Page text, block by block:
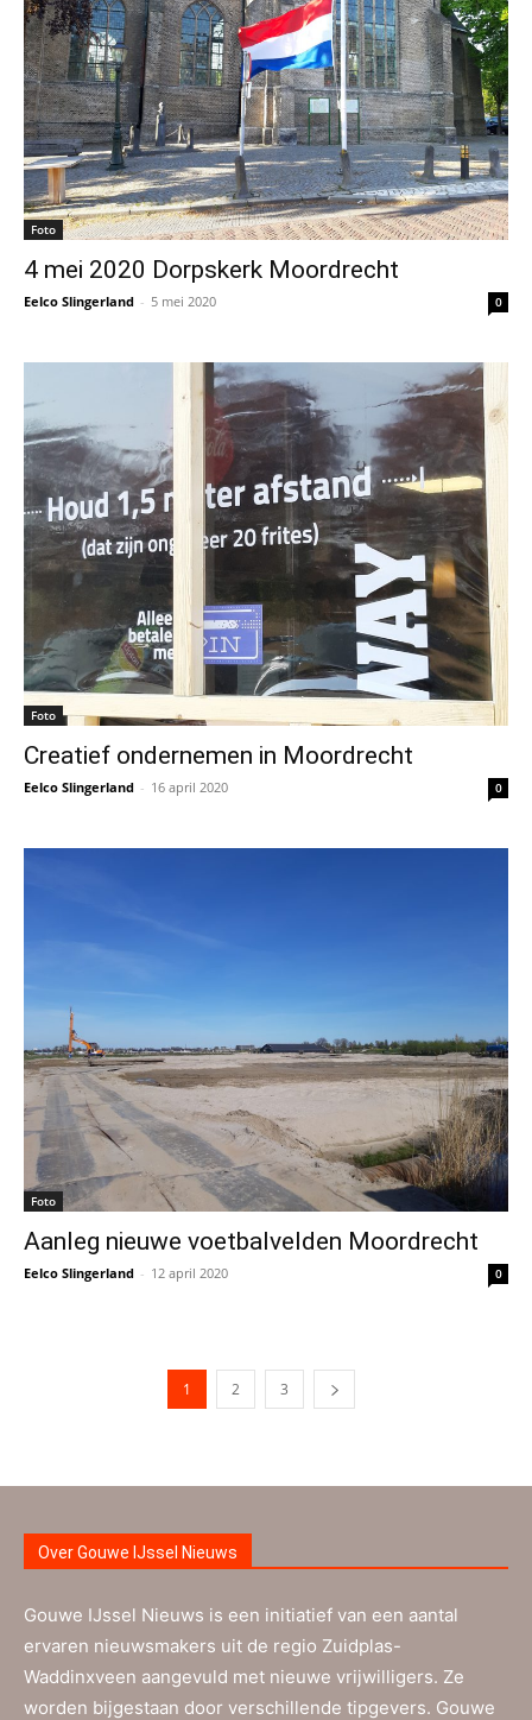
Foto
4 mei 2020 Dorpskerk Moordrecht
Eelco Slingerland - 5 mei 2020 0
Foto
Creatief ondernemen in Moordrecht
Eelco Slingerland - 16 april 2020 0
Foto
Aanleg nieuwe voetbalvelden Moordrecht
Eelco Slingerland - 12 april 2020 0
1 2 3
Over Gouwe IJssel Nieuws
Gouwe IJssel Nieuws is een initiatief van een aantal
ervaren nieuwsmakers uit de regio Zuidplas-
Waddinxveen aangevuld met nieuwe vrijwilligers. Ze
worden bijgestaan door verschillende tipgevers. Gouwe